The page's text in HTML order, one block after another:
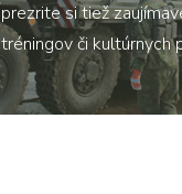
prezrite si tiež
tréningov či kultúrnych